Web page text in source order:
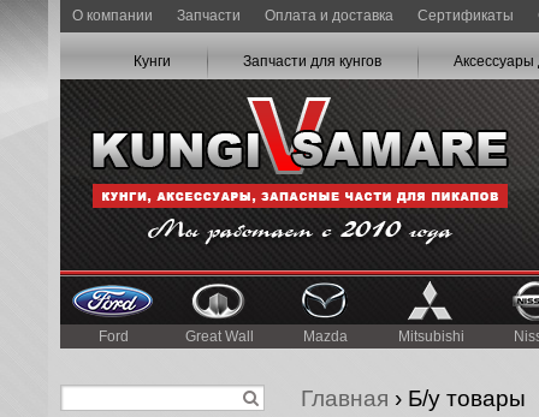
О компании Запчасти Оплата и доставка Сертификаты
Кунги Запчасти для кунгов Аксессуары
Ford Great Wall Mazda Mitsubishi
Главная › Б/у товары